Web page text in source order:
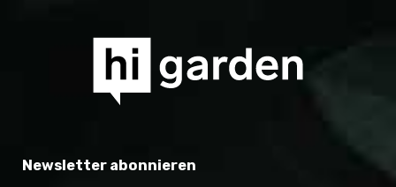
Newsletter abonnieren